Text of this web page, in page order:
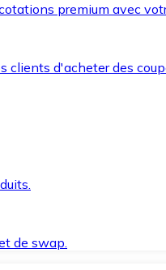
premium avec
d'acheter des
de swap.